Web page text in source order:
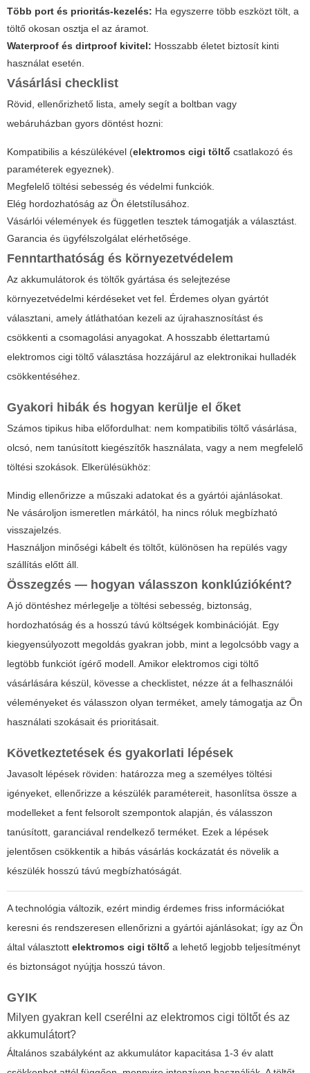
Több port és prioritás-kezelés: Ha egyszerre több eszközt tölt, a
töltő okosan osztja el az áramot.
Waterproof és dirtproof kivitel: Hosszabb életet biztosít kinti
használat esetén.
Vásárlási checklist
Rövid, ellenőrizhető lista, amely segít a boltban vagy
webáruházban gyors döntést hozni:
Kompatibilis a készülékével (elektromos cigi töltő csatlakozó és
paraméterek egyeznek).
Megfelelő töltési sebesség és védelmi funkciók.
Elég hordozhatóság az Ön életstílusához.
Vásárlói vélemények és független tesztek támogatják a választást.
Garancia és ügyfélszolgálat elérhetősége.
Fenntarthatóság és környezetvédelem
Az akkumulátorok és töltők gyártása és selejtezése
környezetvédelmi kérdéseket vet fel. Érdemes olyan gyártót
választani, amely átláthatóan kezeli az újrahasznosítást és
csökkenti a csomagolási anyagokat. A hosszabb élettartamú
elektromos cigi töltő választása hozzájárul az elektronikai hulladék
csökkentéséhez.
Gyakori hibák és hogyan kerülje el őket
Számos tipikus hiba előfordulhat: nem kompatibilis töltő vásárlása,
olcsó, nem tanúsított kiegészítők használata, vagy a nem megfelelő
töltési szokások. Elkerülésükhöz:
Mindig ellenőrizze a műszaki adatokat és a gyártói ajánlásokat.
Ne vásároljon ismeretlen márkától, ha nincs róluk megbízható
visszajelzés.
Használjon minőségi kábelt és töltőt, különösen ha repülés vagy
szállítás előtt áll.
Összegzés — hogyan válasszon konklúzióként?
A jó döntéshez mérlegelje a töltési sebesség, biztonság,
hordozhatóság és a hosszú távú költségek kombinációját. Egy
kiegyensúlyozott megoldás gyakran jobb, mint a legolcsóbb vagy a
legtöbb funkciót ígérő modell. Amikor elektromos cigi töltő
vásárlására készül, kövesse a checklistet, nézze át a felhasználói
véleményeket és válasszon olyan terméket, amely támogatja az Ön
használati szokásait és prioritásait.
Következtetések és gyakorlati lépések
Javasolt lépések röviden: határozza meg a személyes töltési
igényeket, ellenőrizze a készülék paramétereit, hasonlítsa össze a
modelleket a fent felsorolt szempontok alapján, és válasszon
tanúsított, garanciával rendelkező terméket. Ezek a lépések
jelentősen csökkentik a hibás vásárlás kockázatát és növelik a
készülék hosszú távú megbízhatóságát.
A technológia változik, ezért mindig érdemes friss információkat
keresni és rendszeresen ellenőrizni a gyártói ajánlásokat; így az Ön
által választott elektromos cigi töltő a lehető legjobb teljesítményt
és biztonságot nyújtja hosszú távon.
GYIK
Milyen gyakran kell cserélni az elektromos cigi töltőt és az
akkumulátort?
Általános szabályként az akkumulátor kapacitása 1-3 év alatt